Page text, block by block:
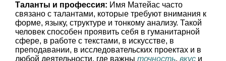
Таланты и профессия: Имя Матейас часто
связано с талантами, которые требуют внимания к
форме, языку, структуре и тонкому анализу. Такой
человек способен проявить себя в гуманитарной
сфере, в работе с текстами, в искусстве, в
преподавании, в исследовательских проектах и в
любой деятельности, где важны точность, вкус и